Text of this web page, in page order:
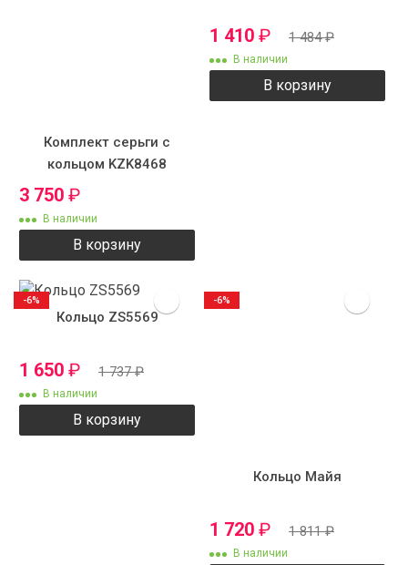
Комплект серьги с
кольцом KZK8468
3 750 ₽
В наличии
В корзину
1 410 ₽ 1 484₽
В наличии
В корзину
Кольцо ZS5569
1 650 ₽ 1 737₽
В наличии
В корзину
-6%
Кольцо Майя
1 720 ₽ 1 811₽
В наличии
-6%